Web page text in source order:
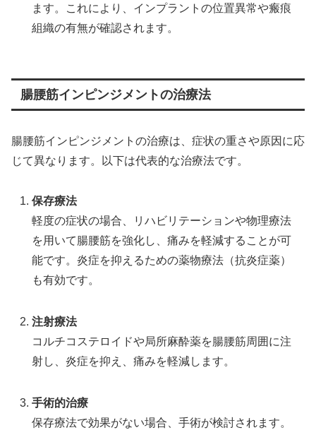
ます。これにより、インプラントの位置異常や瘢痕
組織の有無が確認されます。
腸腰筋インピンジメントの治療法
腸腰筋インピンジメントの治療は、症状の重さや原因に応
じて異なります。以下は代表的な治療法です。
保存療法
軽度の症状の場合、リハビリテーションや物理療法
を用いて腸腰筋を強化し、痛みを軽減することが可
能です。炎症を抑えるための薬物療法（抗炎症薬）
も有効です。
注射療法
コルチコステロイドや局所麻酔薬を腸腰筋周囲に注
射し、炎症を抑え、痛みを軽減します。
手術的治療
保存療法で効果がない場合、手術が検討されます。